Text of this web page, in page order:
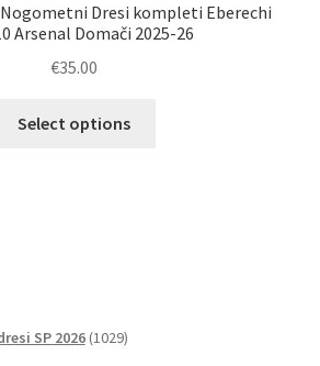
Dresi kompleti Eberechi
Arsenal Domači 2025-26
€35.00
Select options
SP 2026 1029izdelkov